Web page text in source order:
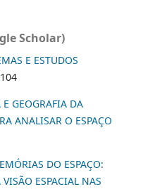
Scholar)
E ESTUDOS
104
GEOGRAFIA DA
ANALISAR O ESPAÇO
DO ESPAÇO:
ESPACIAL NAS